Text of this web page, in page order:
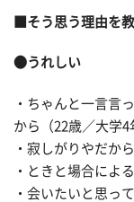
■そう思う理由を
●うれしい
・ちゃんと一言言
から（22歳／大学4
・寂しがりやだか
・ときと場合によ
・会いたいと思っ